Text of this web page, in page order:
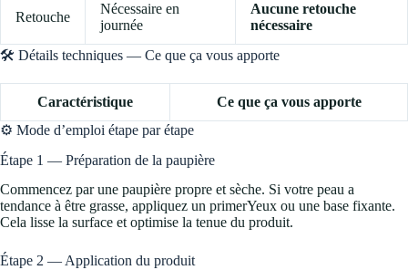
Retouche
Nécessaire en
journée
Aucune retouche
nécessaire
🛠️ Détails techniques — Ce que ça vous apporte
Caractéristique
Ce que ça vous apporte
⚙️ Mode d’emploi étape par étape
Étape 1 — Préparation de la paupière
Commencez par une paupière propre et sèche. Si votre peau a
tendance à être grasse, appliquez un primerYeux ou une base fixante.
Cela lisse la surface et optimise la tenue du produit.
Étape 2 — Application du produit